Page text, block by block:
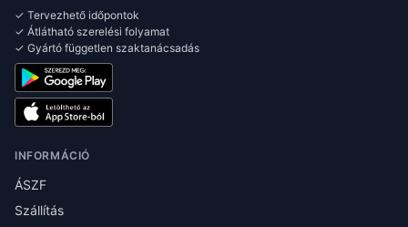
✓ Tervezhető időpontok
✓ Átlátható szerelési folyamat
✓ Gyártó független szaktanácsadás
INFORMÁCIÓ
ÁSZF
Szállítás